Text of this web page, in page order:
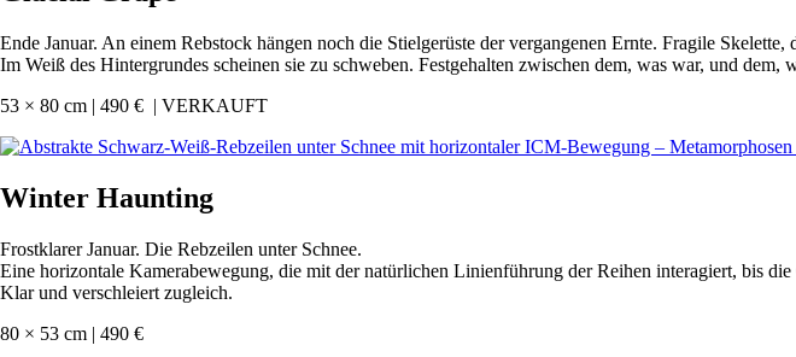
Ende Januar. An einem Rebstock hängen noch die Stielgerüste der vergangenen Ernte. Fragile Skelette,
Im Weiß des Hintergrundes scheinen sie zu schweben. Festgehalten zwischen dem, was war, und dem,
53 × 80 cm | 490 € | VERKAUFT
Winter Haunting
Frostklarer Januar. Die Rebzeilen unter Schnee.
Eine horizontale Kamerabewegung, die mit der natürlichen Linienführung der Reihen interagiert, bis
Klar und verschleiert zugleich.
80 × 53 cm | 490 €